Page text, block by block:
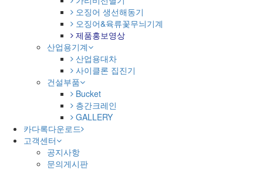
오징어 생선해동기
오징어&육류꽃무늬기계
제품홍보영상
산업용기계
산업용대차
사이클론 집진기
건설부품
Bucket
층간크레인
GALLERY
카다록다운로드
고객센터
공지사항
문의게시판